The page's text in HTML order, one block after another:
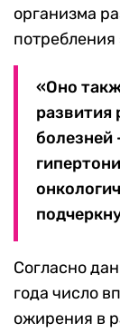
организма
потребления
«Оно
развития
болезней
Согласно
года число
ожирения в